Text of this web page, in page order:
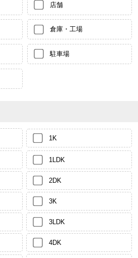
店舗
倉庫・工場
駐車場
1K
1LDK
2DK
3K
3LDK
4DK